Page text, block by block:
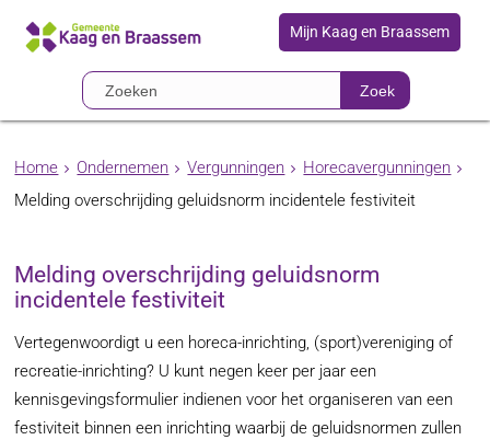
Mijn Kaag en Braassem
Zoek
Home Ondernemen Vergunningen
Horecavergunningen
Melding overschrijding geluidsnorm incidentele festiviteit
Melding overschrijding geluidsnorm
incidentele festiviteit
Vertegenwoordigt u een horeca-inrichting, (sport)vereniging of
recreatie-inrichting? U kunt negen keer per jaar een
kennisgevingsformulier indienen voor het organiseren van een
festiviteit binnen een inrichting waarbij de geluidsnormen zullen